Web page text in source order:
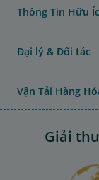
Thông Tin Hữu
Đại lý & Đối tác
Vận Tải Hàng
Giải